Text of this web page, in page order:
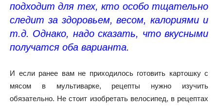
подходит для тех, кто особо тщательно
следит за здоровьем, весом, калориями и
т.д. Однако, надо сказать, что вкусными
получатся оба варианта.
И если ранее вам не приходилось готовить картошку с
мясом в мультиварке, рецепты нужно изучить
обязательно. Не стоит изобретать велосипед, в рецептах